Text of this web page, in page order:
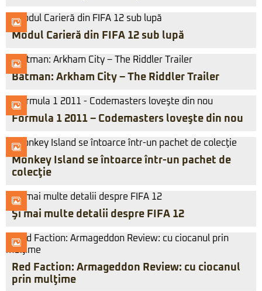
Modul Carieră din FIFA 12 sub lupă
Batman: Arkham City – The Riddler Trailer
Formula 1 2011 – Codemasters loveşte din nou
Monkey Island se întoarce într-un pachet de
colecţie
Şi mai multe detalii despre FIFA 12
Red Faction: Armageddon Review: cu ciocanul
prin mulţime